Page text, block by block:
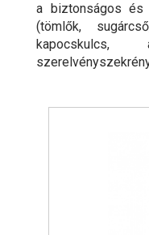
a biztonságos és
(tömlők,